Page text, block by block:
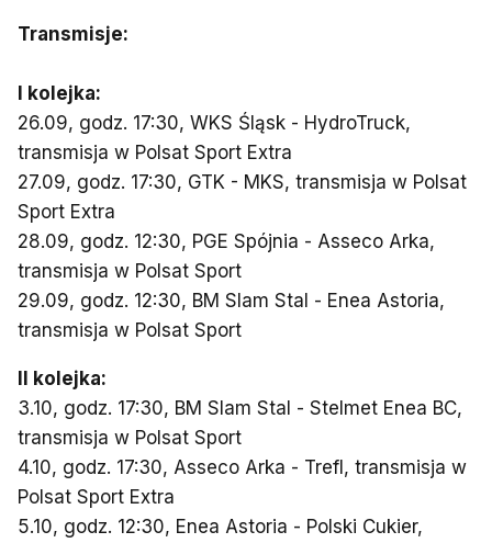
Transmisje:
I kolejka:
26.09, godz. 17:30, WKS Śląsk - HydroTruck,
transmisja w Polsat Sport Extra
27.09, godz. 17:30, GTK - MKS, transmisja w Polsat
Sport Extra
28.09, godz. 12:30, PGE Spójnia - Asseco Arka,
transmisja w Polsat Sport
29.09, godz. 12:30, BM Slam Stal - Enea Astoria,
transmisja w Polsat Sport
II kolejka:
3.10, godz. 17:30, BM Slam Stal - Stelmet Enea BC,
transmisja w Polsat Sport
4.10, godz. 17:30, Asseco Arka - Trefl, transmisja w
Polsat Sport Extra
5.10, godz. 12:30, Enea Astoria - Polski Cukier,